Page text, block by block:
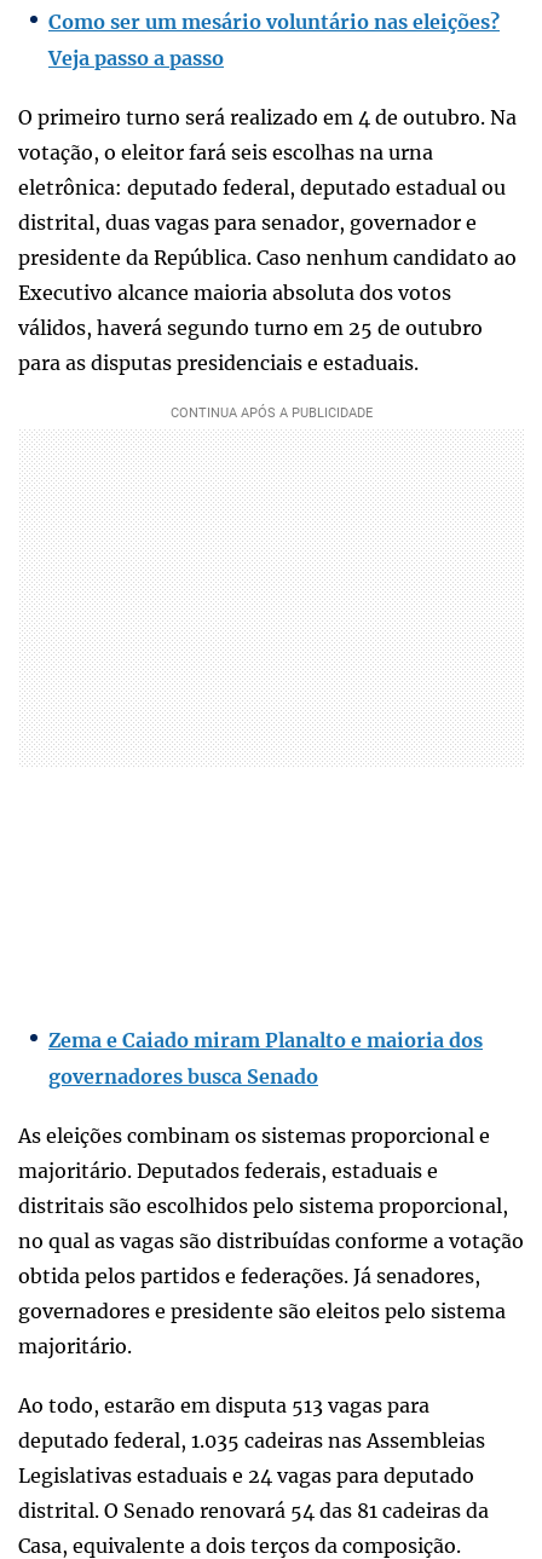
Como ser um mesário voluntário nas eleições?
Veja passo a passo
O primeiro turno será realizado em 4 de outubro. Na
votação, o eleitor fará seis escolhas na urna
eletrônica: deputado federal, deputado estadual ou
distrital, duas vagas para senador, governador e
presidente da República. Caso nenhum candidato ao
Executivo alcance maioria absoluta dos votos
válidos, haverá segundo turno em 25 de outubro
para as disputas presidenciais e estaduais.
Zema e Caiado miram Planalto e maioria dos
governadores busca Senado
As eleições combinam os sistemas proporcional e
majoritário. Deputados federais, estaduais e
distritais são escolhidos pelo sistema proporcional,
no qual as vagas são distribuídas conforme a votação
obtida pelos partidos e federações. Já senadores,
governadores e presidente são eleitos pelo sistema
majoritário.
Ao todo, estarão em disputa 513 vagas para
deputado federal, 1.035 cadeiras nas Assembleias
Legislativas estaduais e 24 vagas para deputado
distrital. O Senado renovará 54 das 81 cadeiras da
Casa, equivalente a dois terços da composição.